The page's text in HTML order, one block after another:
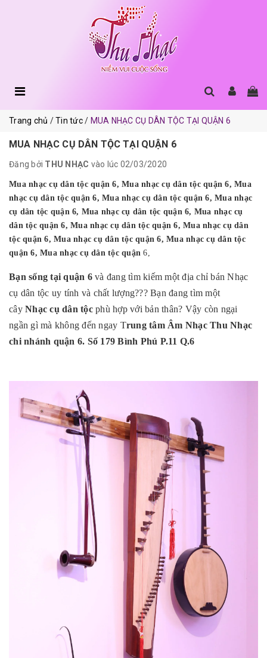
Trang chủ Tin tức MUA NHẠC CỤ DÂN TỘC TẠI QUẬN 6
MUA NHẠC CỤ DÂN TỘC TẠI QUẬN 6
Đăng bởi THU NHẠC vào lúc 02/03/2020
Mua nhạc cụ dân tộc quận 6, Mua nhạc cụ dân tộc quận 6, Mua
nhạc cụ dân tộc quận 6, Mua nhạc cụ dân tộc quận 6, Mua nhạc
cụ dân tộc quận 6, Mua nhạc cụ dân tộc quận 6, Mua nhạc cụ
dân tộc quận 6, Mua nhạc cụ dân tộc quận 6, Mua nhạc cụ dân
tộc quận 6, Mua nhạc cụ dân tộc quận 6, Mua nhạc cụ dân tộc
quận 6, Mua nhạc cụ dân tộc quận 6,
Bạn sống tại quận 6 và đang tìm kiếm một địa chỉ bánNhạc
cụ dân tộc uy tính và chất lượng??? Bạn đang tìm một
cây Nhạc cụ dân tộcphù hợp với bản thân? Vậy còn ngại
ngần gì mà không đến ngay Trung tâm Âm Nhạc Thu Nhạc
chi nhánh quận 6. Số 179 Bình Phú P.11 Q.6